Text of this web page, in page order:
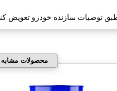
محصولات مشابه